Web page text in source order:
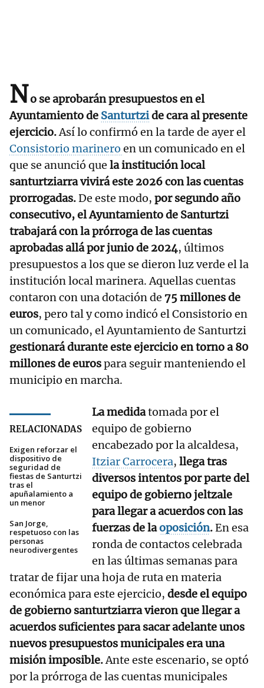
No se aprobarán presupuestos en el
Ayuntamiento de Santurtzide cara al presente
ejercicio.Así lo confirmó en la tarde de ayer el
Consistorio marinero en un comunicado en el
que se anunció que la institución local
santurtziarra vivirá este 2026 con las cuentas
prorrogadas.De este modo, por segundo año
consecutivo, el Ayuntamiento de Santurtzi
trabajará con la prórroga de las cuentas
aprobadas allá por junio de 2024, últimos
presupuestos a los que se dieron luz verde el la
institución local marinera. Aquellas cuentas
contaron con una dotación de 75 millones de
euros, pero tal y como indicó el Consistorio en
un comunicado, el Ayuntamiento de Santurtzi
gestionará durante este ejercicio en torno a 80
millones de eurospara seguir manteniendo el
municipio en marcha.
RELACIONADAS
Exigen reforzar el
dispositivo de
seguridad de
fiestas de Santurtzi
tras el
apuñalamiento a
un menor
San Jorge,
respetuoso con las
personas
neurodivergentes
La medidatomada por el
equipo de gobierno
encabezado por la alcaldesa,
Itziar Carrocera, llega tras
diversos intentos por parte del
equipo de gobierno jeltzale
para llegar a acuerdos con las
fuerzas de laoposición.En esa
ronda de contactos celebrada
en las últimas semanas para
tratar de fijar una hoja de ruta en materia
económica para este ejercicio, desde el equipo
de gobierno santurtziarra vieron que llegar a
acuerdos suficientes para sacar adelante unos
nuevos presupuestos municipales era una
misión imposible.Ante este escenario, se optó
por la prórroga de las cuentas municipales